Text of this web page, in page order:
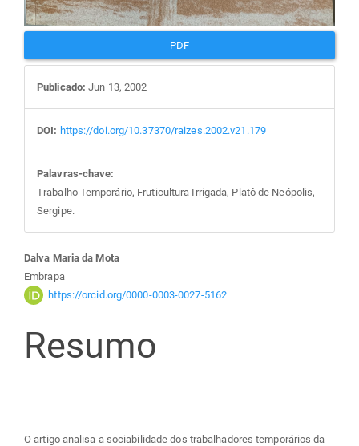
PDF
Publicado: Jun 13, 2002
DOI: https://doi.org/10.37370/raizes.2002.v21.179
Palavras-chave:
Trabalho Temporário, Fruticultura Irrigada, Platô de Neópolis,
Sergipe.
Conteúdo
do
artigo
Dalva Maria da Mota
Embrapa
https://orcid.org/0000-0003-0027-5162
Resumo
O artigo analisa a sociabilidade dos trabalhadores temporários da